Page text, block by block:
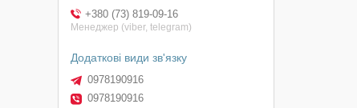
+380 (73) 819-09-16
Менеджер (viber, telegram)
0978190916
0978190916